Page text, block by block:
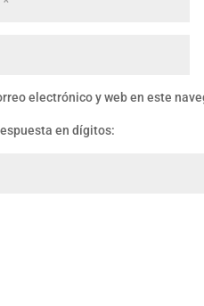
electrónico y web en este
en dígitos: